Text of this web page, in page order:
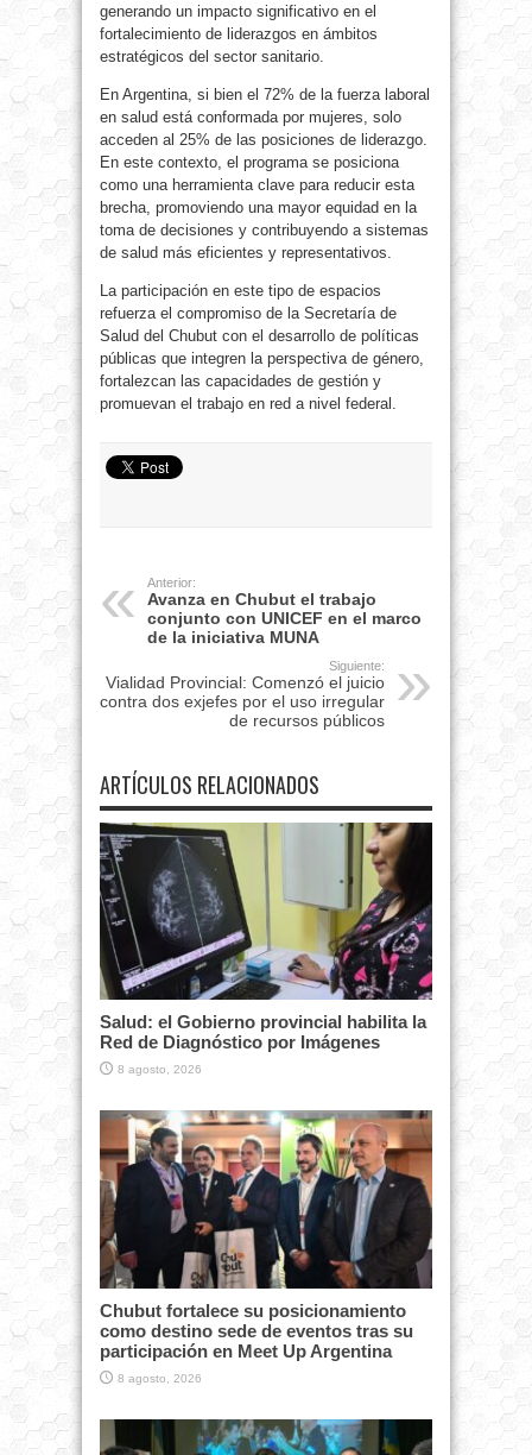
generando un impacto significativo en el
fortalecimiento de liderazgos en ámbitos
estratégicos del sector sanitario.
En Argentina, si bien el 72% de la fuerza laboral
en salud está conformada por mujeres, solo
acceden al 25% de las posiciones de liderazgo.
En este contexto, el programa se posiciona
como una herramienta clave para reducir esta
brecha, promoviendo una mayor equidad en la
toma de decisiones y contribuyendo a sistemas
de salud más eficientes y representativos.
La participación en este tipo de espacios
refuerza el compromiso de la Secretaría de
Salud del Chubut con el desarrollo de políticas
públicas que integren la perspectiva de género,
fortalezcan las capacidades de gestión y
promuevan el trabajo en red a nivel federal.
Anterior:
Avanza en Chubut el trabajo
conjunto con UNICEF en el marco
de la iniciativa MUNA
Siguiente:
Vialidad Provincial: Comenzó el juicio
contra dos exjefes por el uso irregular
de recursos públicos
ARTÍCULOS RELACIONADOS
Salud: el Gobierno provincial habilita la
Red de Diagnóstico por Imágenes
8 agosto, 2026
Chubut fortalece su posicionamiento
como destino sede de eventos tras su
participación en Meet Up Argentina
8 agosto, 2026